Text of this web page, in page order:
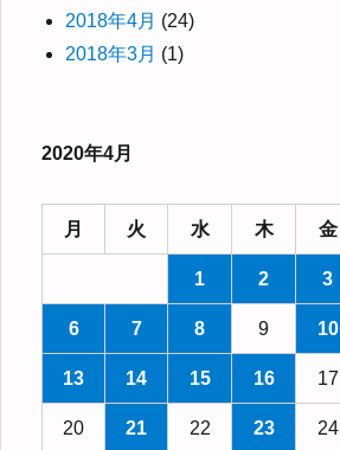
2018年4月 (24)
2018年3月 (1)
2020年4月
月 火 水 木 金
1 2 3
6 7 8 9 10
13 14 15 16 17
20 21 22 23 24